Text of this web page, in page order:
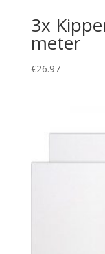
3x
meter
€26.97